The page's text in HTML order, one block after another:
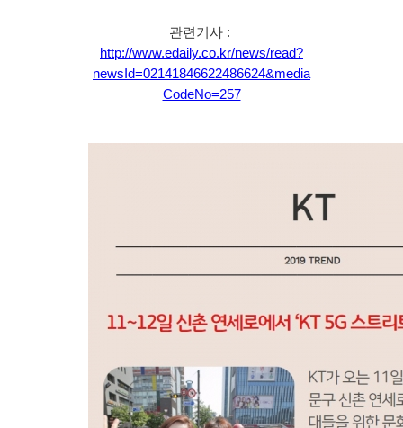
http://www.edaily.co.kr/news/read?
newsId=02141846622486624&media
CodeNo=257